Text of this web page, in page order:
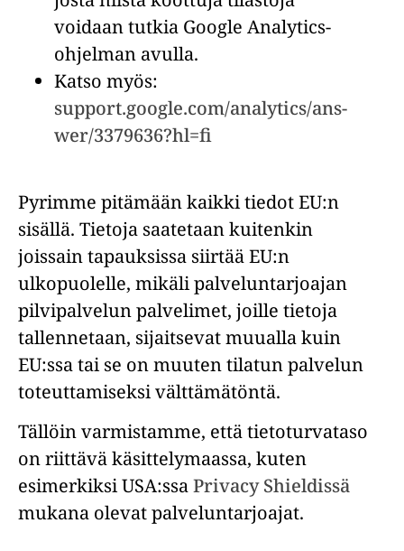
voidaan tutkia Google Analytics-
ohjelman avulla.
Katso myös:
support.google.com/analytics/ans-
wer/3379636?hl=fi
Pyrimme pitämään kaikki tiedot EU:n
sisällä. Tietoja saatetaan kuitenkin
joissain tapauksissa siirtää EU:n
ulkopuolelle, mikäli palveluntarjoajan
pilvipalvelun palvelimet, joille tietoja
tallennetaan, sijaitsevat muualla kuin
EU:ssa tai se on muuten tilatun palvelun
toteuttamiseksi välttämätöntä.
Tällöin varmistamme, että tietoturvataso
on riittävä käsittelymaassa, kuten
esimerkiksi USA:ssaPrivacy Shieldissä
mukana olevat palveluntarjoajat.